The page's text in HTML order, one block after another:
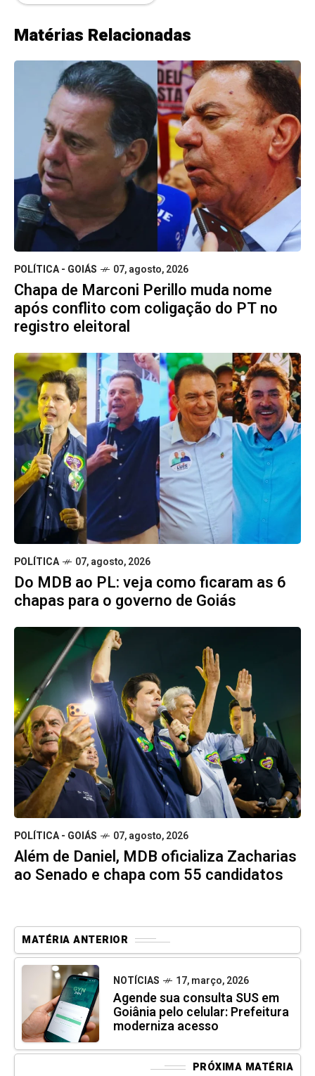
Matérias Relacionadas
POLÍTICA - GOIÁS 07, agosto, 2026
Chapa de Marconi Perillo muda nome
após conflito com coligação do PT no
registro eleitoral
POLÍTICA 07, agosto, 2026
Do MDB ao PL: veja como ficaram as 6
chapas para o governo de Goiás
POLÍTICA - GOIÁS 07, agosto, 2026
Além de Daniel, MDB oficializa Zacharias
ao Senado e chapa com 55 candidatos
MATÉRIA ANTERIOR
NOTÍCIAS 17, março, 2026
Agende sua consulta SUS em
Goiânia pelo celular: Prefeitura
moderniza acesso
PRÓXIMA MATÉRIA